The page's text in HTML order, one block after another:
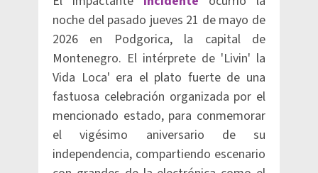
noche del pasado jueves 21 de mayo de
2026 en Podgorica, la capital de
Montenegro. El intérprete de 'Livin' la
Vida Loca' era el plato fuerte de una
fastuosa celebración organizada por el
mencionado estado, para conmemorar
el vigésimo aniversario de su
independencia, compartiendo escenario